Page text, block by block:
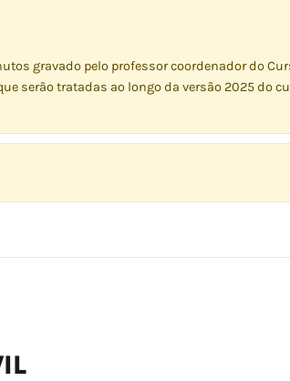
gravado pelo professor coordenador do
serão tratadas ao longo da versão 2025 do